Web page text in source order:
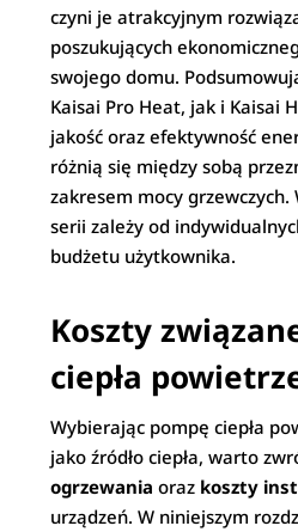
czyni je atrakcyjnym
poszukujących
swojego domu.
Kaisai Pro Heat, jak i Kaisai
jakość oraz efektywność
różnią się między sobą
zakresem mocy
serii zależy od
budżetu użytkownika.
Koszty
ciepła
Wybierając pompę ciepła
jako źródło ciepła, warto
ogrzewania oraz koszty
urządzeń. W niniejszym